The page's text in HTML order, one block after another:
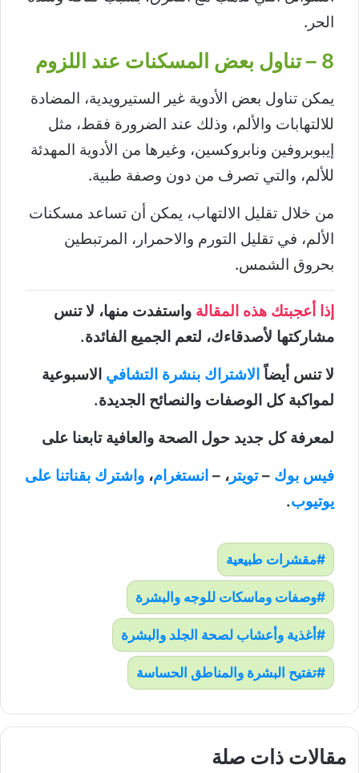
الحر.
8 – تناول بعض المسكنات عند اللزوم
يمكن تناول بعض الأدوية غير الستيرويدية، المضادة
للالتهابات والألم، وذلك عند الضرورة فقط، مثل
إيبوبروفين ونابروكسين، وغيرها من الأدوية المهدئة
للألم، والتي تصرف من دون وصفة طبية.
من خلال تقليل الالتهاب، يمكن أن تساعد مسكنات
الألم، في تقليل التورم والاحمرار، المرتبطين
بحروق الشمس.
إذا أعجبتك هذه المقالة واستفدت منها، لا تنس
مشاركتها لأصدقاءك، لتعم الجميع الفائدة.
لا تنس أيضاً الاشتراك بنشرة التشافي الاسبوعية
لمواكبة كل الوصفات والنصائح الجديدة.
لمعرفة كل جديد حول الصحة والعافية تابعنا على
فيس بوك –تويتر ، – انستغرام، واشترك بقناتنا على
يوتيوب.
مقشرات طبيعية
وصفات وماسكات للوجه والبشرة
أغذية وأعشاب لصحة الجلد والبشرة
تفتيح البشرة والمناطق الحساسة
مقالات ذات صلة